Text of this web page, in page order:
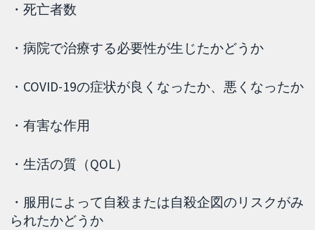
・死亡者数
・病院で治療する必要性が生じたかどうか
・COVID-19の症状が良くなったか、悪くなったか
・有害な作用
・生活の質（QOL）
・服用によって自殺または自殺企図のリスクがみ
られたかどうか